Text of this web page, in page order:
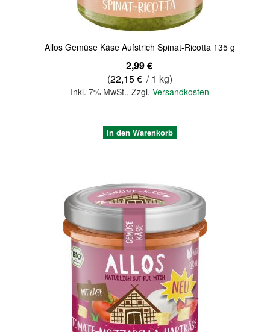
Allos Gemüse Käse Aufstrich Spinat-Ricotta 135 g
2,99 €
(22,15 € / 1 kg)
Inkl. 7% MwSt.,Zzgl.Versandkosten
In den Warenkorb